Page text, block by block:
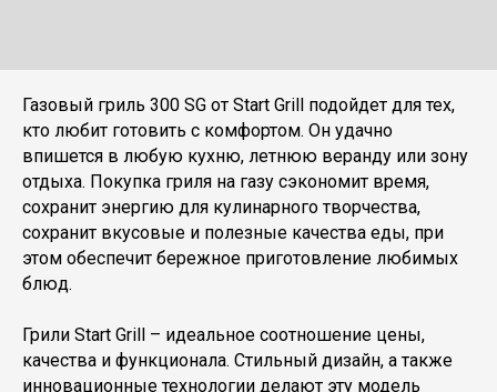
Газовый гриль 300 SG от Start Grill подойдет для тех,
кто любит готовить с комфортом. Он удачно
впишется в любую кухню, летнюю веранду или зону
отдыха. Покупка гриля на газу сэкономит время,
сохранит энергию для кулинарного творчества,
сохранит вкусовые и полезные качества еды, при
этом обеспечит бережное приготовление любимых
блюд.
Грили Start Grill – идеальное соотношение цены,
качества и функционала. Стильный дизайн, а также
инновационные технологии делают эту модель